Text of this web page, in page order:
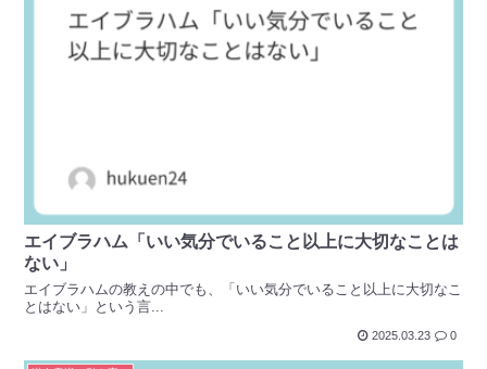
エイブラハム「いい気分でいること以上に大切なことは
ない」
エイブラハムの教えの中でも、「いい気分でいること以上に大切なこ
とはない」という言...
2025.03.23 0